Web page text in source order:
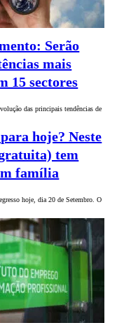
Serão
mais
15 sectores
das principais tendências de
hoje? Neste
tem
família
hoje, dia 20 de Setembro. O